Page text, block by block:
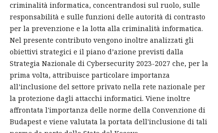
criminalità informatica, concentrandosi sul ruolo, sulle
responsabilità e sulle funzioni delle autorità di contrasto
per la prevenzione e la lotta alla criminalità informatica.
Nel presente contributo vengono inoltre analizzati gli
obiettivi strategici e il piano d’azione previsti dalla
Strategia Nazionale di Cybersecurity 2023-2027 che, per la
prima volta, attribuisce particolare importanza
all’inclusione del settore privato nella rete nazionale per
la protezione dagli attacchi informatici. Viene inoltre
affrontata l'importanza delle norme della Convenzione di
Budapest e viene valutata la portata dell'inclusione di tali